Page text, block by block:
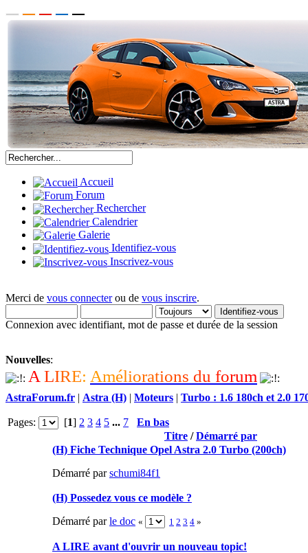
Accueil
Forum
Rechercher
Calendrier
Galerie
Identifiez-vous
Inscrivez-vous
Merci de vous connecterou de vous inscrire.
Connexion avec identifiant, mot de passe et durée de la session
Nouvelles:
A LIRE: Améliorations du forum
AstraForum.fr | Astra (H) | Moteurs | Turbo : 1.6 180ch et 2.0
Pages: [1] 2 3 4 5 ... 7
En bas
Titre /Démarré par
(H) Fiche Technique Opel Astra 2.0 Turbo (200ch)
Démarré parschumi84f1
(H) Possedez vous ce modèle ?
Démarré parle doc « 1 2 3 4 »
A LIRE avant d'ouvrir un nouveau topic!